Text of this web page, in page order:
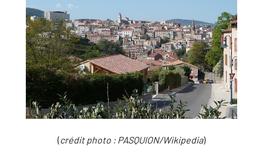
(crédit photo : PASQUION/Wikipedia)